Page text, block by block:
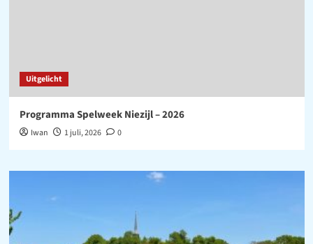
Uitgelicht
Programma Spelweek Niezijl – 2026
Iwan 1 juli, 2026 0